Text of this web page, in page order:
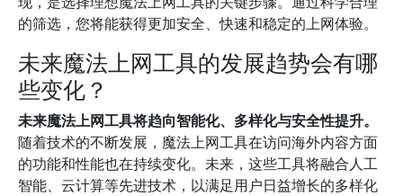
的筛选，您将能获得更加安全、快速和稳定的上网体验。
未来魔法上网工具的发展趋势会有哪
些变化？
未来魔法上网工具将趋向智能化、多样化与安全性提升。
随着技术的不断发展，魔法上网工具在访问海外内容方面
的功能和性能也在持续变化。未来，这些工具将融合人工
智能、云计算等先进技术，以满足用户日益增长的多样化